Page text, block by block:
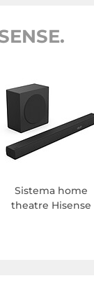
Sistema home
theatre Hisense